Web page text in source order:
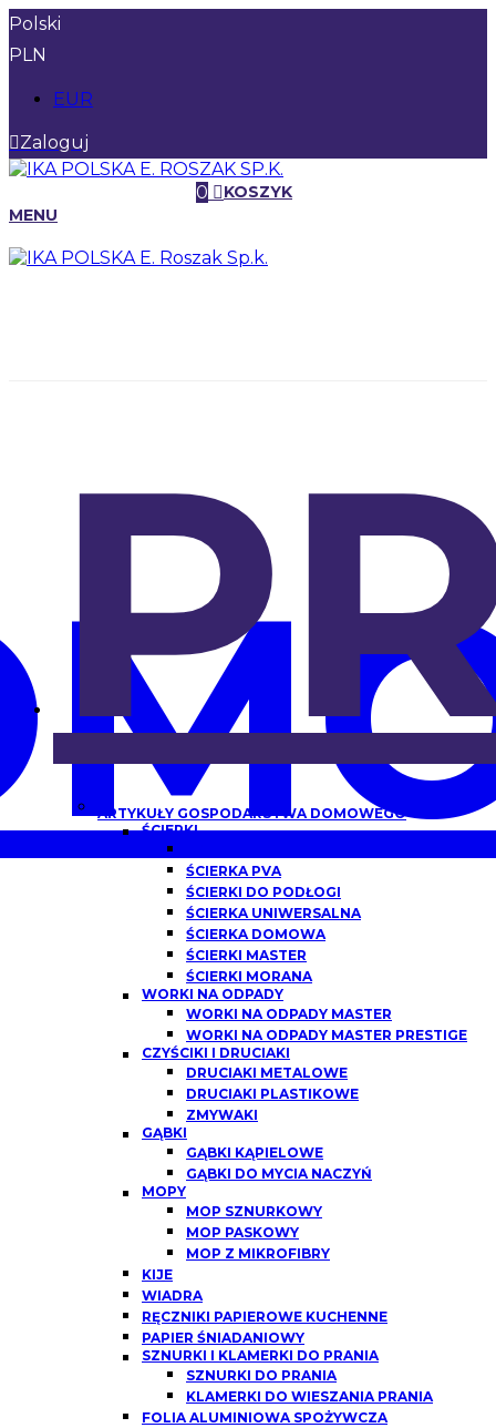
Polski
PLN
EUR
Zaloguj
0
KOSZYK
MENU
ARTYKUŁY GOSPODARSTWA DOMOWEGO
ŚCIERKI
ŚCIERKA PVA
ŚCIERKI DO PODŁOGI
ŚCIERKA UNIWERSALNA
ŚCIERKA DOMOWA
ŚCIERKI MASTER
ŚCIERKI MORANA
WORKI NA ODPADY
WORKI NA ODPADY MASTER
WORKI NA ODPADY MASTER PRESTIGE
CZYŚCIKI I DRUCIAKI
DRUCIAKI METALOWE
DRUCIAKI PLASTIKOWE
ZMYWAKI
GĄBKI
GĄBKI KĄPIELOWE
GĄBKI DO MYCIA NACZYŃ
MOPY
MOP SZNURKOWY
MOP PASKOWY
MOP Z MIKROFIBRY
KIJE
WIADRA
RĘCZNIKI PAPIEROWE KUCHENNE
PAPIER ŚNIADANIOWY
SZNURKI I KLAMERKI DO PRANIA
SZNURKI DO PRANIA
KLAMERKI DO WIESZANIA PRANIA
FOLIA ALUMINIOWA SPOŻYWCZA